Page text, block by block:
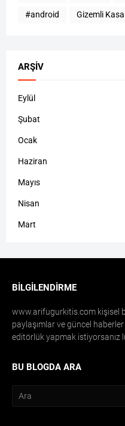
#android Gizemli
ARŞIV
Eylül
Şubat
Ocak
Haziran
Mayıs
Nisan
Mart
BILGILENDIRME
www.arifugurkitis.com kişisel
paylaşımlar ve güncel
editörlük yapmak istiyorsanız
BU BLOGDA ARA